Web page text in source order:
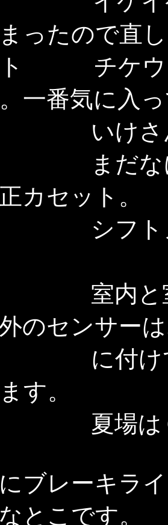
ったので直
ト チケウイ
一番気に入
んあ
なにも
カセット。
ノブと
室外の
のセンサー
てルー
す。
６０度
ブレーキラ
とこです。